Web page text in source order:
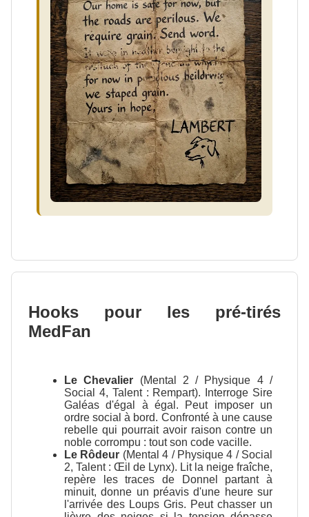
Hooks pour les pré-tirés
MedFan
Le Chevalier (Mental 2 / Physique 4 /
Social 4, Talent : Rempart). Interroge Sire
Galéas d'égal à égal. Peut imposer un
ordre social à bord. Confronté à une cause
rebelle qui pourrait avoir raison contre un
noble corrompu : tout son code vacille.
Le Rôdeur (Mental 4 / Physique 4 / Social
2, Talent : Œil de Lynx). Lit la neige fraîche,
repère les traces de Donnel partant à
minuit, donne un préavis d'une heure sur
l'arrivée des Loups Gris. Peut chasser un